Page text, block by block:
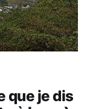
que je dis